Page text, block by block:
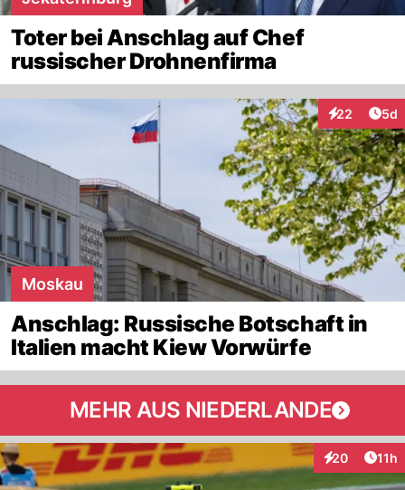
Toter bei Anschlag auf Chef
russischer Drohnenfirma
22
Interaktionen
5d
Moskau
Anschlag: Russische Botschaft in
Italien macht Kiew Vorwürfe
MEHR AUS NIEDERLANDE
20
Interaktionen
11h